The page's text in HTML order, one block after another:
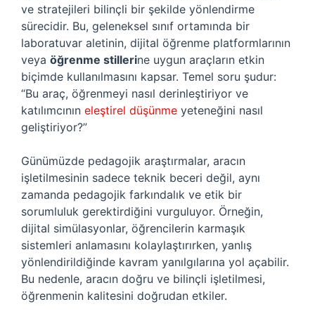
ve stratejileri bilinçli bir şekilde yönlendirme
sürecidir. Bu, geleneksel sınıf ortamında bir
laboratuvar aletinin, dijital öğrenme platformlarının
veya öğrenme stillerine uygun araçların etkin
biçimde kullanılmasını kapsar. Temel soru şudur:
“Bu araç, öğrenmeyi nasıl derinleştiriyor ve
katılımcının eleştirel düşünme yeteneğini nasıl
geliştiriyor?”
Günümüzde pedagojik araştırmalar, aracın
işletilmesinin sadece teknik beceri değil, aynı
zamanda pedagojik farkındalık ve etik bir
sorumluluk gerektirdiğini vurguluyor. Örneğin,
dijital simülasyonlar, öğrencilerin karmaşık
sistemleri anlamasını kolaylaştırırken, yanlış
yönlendirildiğinde kavram yanılgılarına yol açabilir.
Bu nedenle, aracın doğru ve bilinçli işletilmesi,
öğrenmenin kalitesini doğrudan etkiler.